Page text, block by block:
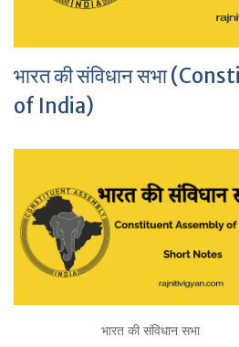
भारत की संविधान सभा
of India)
भारत की संविधान सभा